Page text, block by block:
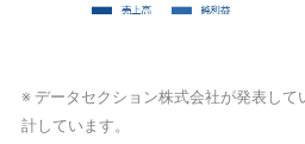
※ データセクション株式会社が発表して
計しています。